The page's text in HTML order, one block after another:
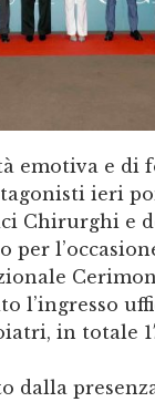
emotiva e di
ieri
Chirurghi e
per
l’ingresso
in totale
dalla